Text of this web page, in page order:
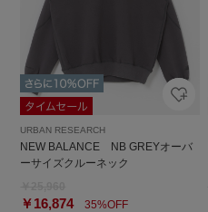
URBAN RESEARCH
NEW BALANCE NB GREYオーバ
ーサイズクルーネック
￥16,87435%OFF